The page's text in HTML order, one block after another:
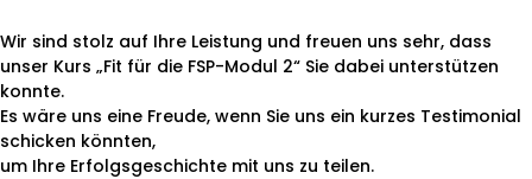
Wir sind stolz auf Ihre Leistung und freuen uns sehr, dass
unser Kurs „Fit für die FSP-Modul 2“ Sie dabei unterstützen
konnte.
Es wäre uns eine Freude, wenn Sie uns ein kurzes Testimonial
schicken könnten,
um Ihre Erfolgsgeschichte mit uns zu teilen.